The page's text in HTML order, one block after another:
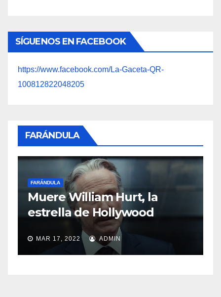
SÍGUENOS EN FACEBOOK
https://www.facebook.com/La-Gaceta-QR-
100812822048205
FARÁNDULA
Sasha Sokol habla sobre el
abuso de Luis de Llano
MAR 11, 2022 ADMIN